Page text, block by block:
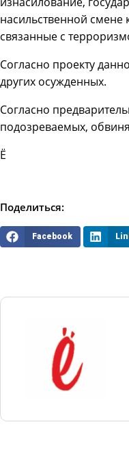
насильственной смене
связанные с
Согласно проекту
других осужденных.
Согласно
подозреваемых,
Ё
Поделиться:
Facebook